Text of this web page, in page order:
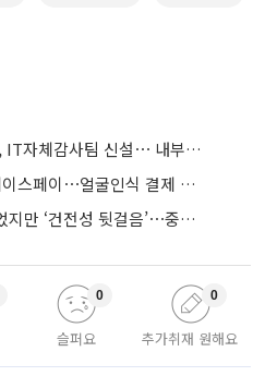
‘금융복합기업집단’ 토스, IT자체감사팀 신설⋯ 내부통제 강화
가입 문턱 낮추는 토스 페이스페이⋯얼굴인식 결제 확산 속도낸다
5대 은행, 상반기 9조 벌었지만 ‘건전성 뒷걸음’⋯중기대출 문턱 높아지나
슬퍼요
0
추가취재 원해요
0